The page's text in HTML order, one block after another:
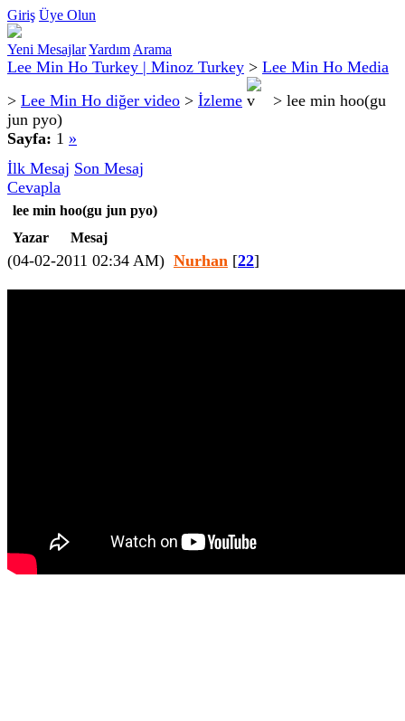
Giriş Üye Olun
Yeni MesajlarYardım Arama
Lee Min Ho Turkey | Minoz Turkey > Lee Min Ho Media
> Lee Min Ho diğer video > İzleme > lee min hoo(gu
jun pyo)
Sayfa: 1 »
İlk Mesaj Son Mesaj
Cevapla
lee min hoo(gu jun pyo)
Yazar
Mesaj
(04-02-2011 02:34 AM) Nurhan [22]